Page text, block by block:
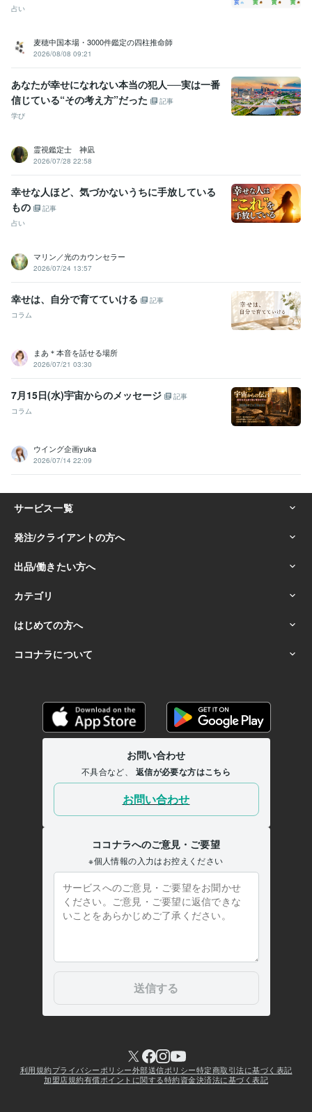
占い
麦穂中国本場・3000件鑑定の四柱推命師
2026/08/08 09:21
あなたが幸せになれない本当の犯人──実は一番
信じている“その考え方”だった
記事
学び
霊視鑑定士 神凪
2026/07/28 22:58
幸せな人ほど、気づかないうちに手放している
もの
記事
占い
マリン／光のカウンセラー
2026/07/24 13:57
幸せは、自分で育てていける
記事
コラム
まあ＊本音を話せる場所
2026/07/21 03:30
7月15日(水)宇宙からのメッセージ
記事
コラム
ウイング企画yuka
2026/07/14 22:09